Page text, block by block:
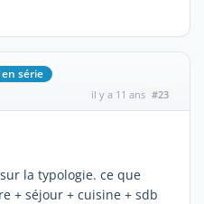
série
il y a 11 ans #23
la typologie. ce que
+ séjour + cuisine + sdb